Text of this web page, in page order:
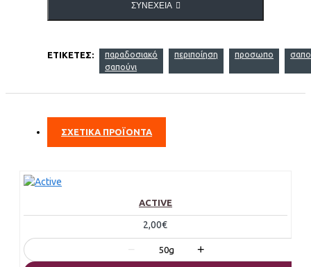
ΣΥΝΈΧΕΙΑ
ΕΤΙΚΈΤΕΣ:
παραδοσιακό
σαπούνι
περιποίηση προσωπο
ΣΧΕΤΙΚΑ ΠΡΟΪΟΝΤΑ
ACTIVE
2,00€
− 50g +